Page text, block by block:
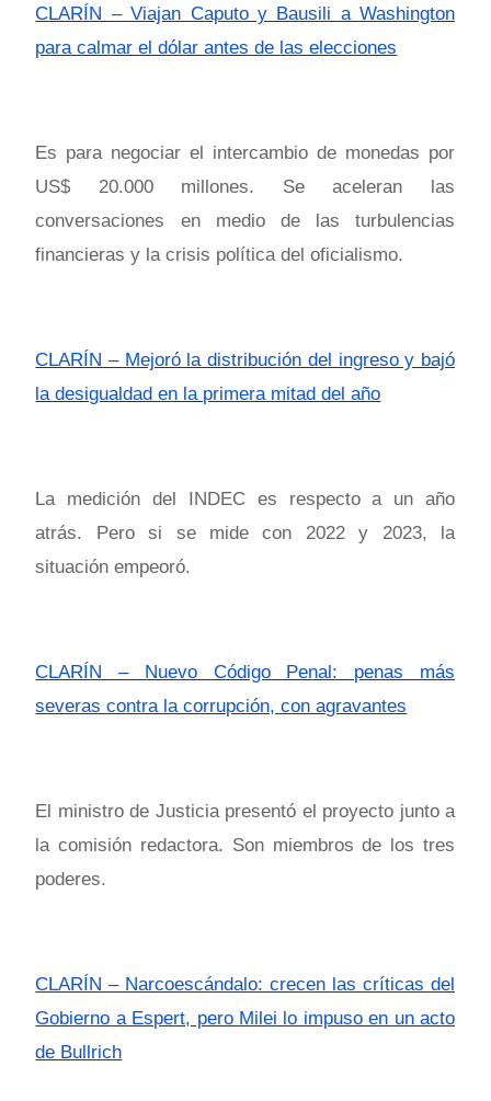
CLARÍN – Viajan Caputo y Bausili a Washington
para calmar el dólar antes de las elecciones
Es para negociar el intercambio de monedas por
US$ 20.000 millones. Se aceleran las
conversaciones en medio de las turbulencias
financieras y la crisis política del oficialismo.
CLARÍN – Mejoró la distribución del ingreso y bajó
la desigualdad en la primera mitad del año
La medición del INDEC es respecto a un año
atrás. Pero si se mide con 2022 y 2023, la
situación empeoró.
CLARÍN – Nuevo Código Penal: penas más
severas contra la corrupción, con agravantes
El ministro de Justicia presentó el proyecto junto a
la comisión redactora. Son miembros de los tres
poderes.
CLARÍN – Narcoescándalo: crecen las críticas del
Gobierno a Espert, pero Milei lo impuso en un acto
de Bullrich